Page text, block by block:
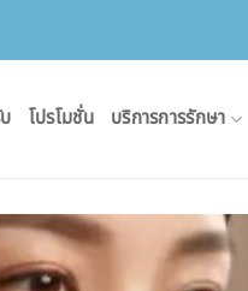
โปรโมชั่น บริการการรักษา